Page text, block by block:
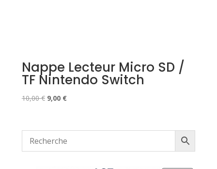
Nappe Lecteur Micro SD /
TF Nintendo Switch
10,00€ Le
était :
10,00 €.
9,00 €Le
est :
9,00 €.